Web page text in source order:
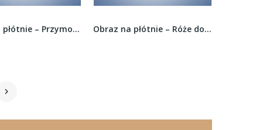
Obraz na płótnie – Przymocowane łódeczki do... Obraz na płótnie – Róże do góry nogami –...
